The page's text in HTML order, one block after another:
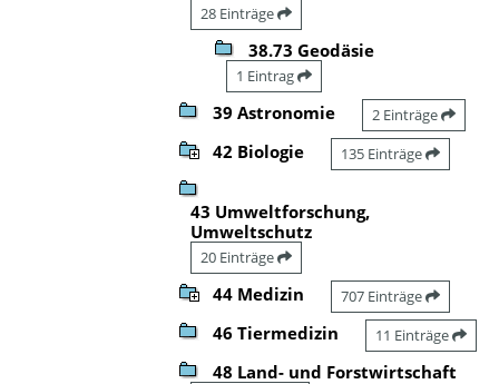
28 Einträge
38.73 Geodäsie
1 Eintrag
39 Astronomie 2 Einträge
42 Biologie 135 Einträge
43 Umweltforschung,
Umweltschutz
20 Einträge
44 Medizin 707 Einträge
46 Tiermedizin 11 Einträge
48 Land- und Forstwirtschaft